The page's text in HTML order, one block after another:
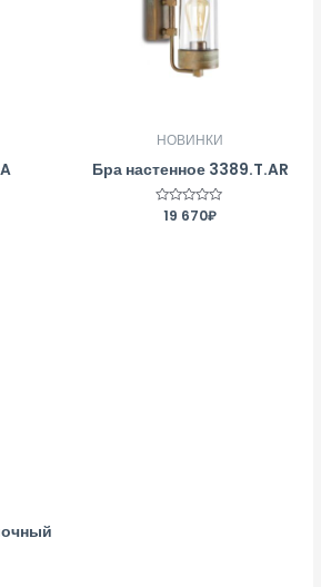
НОВИНКИ
Бра настенное 3389.T.AR
Оценка
19 670₽